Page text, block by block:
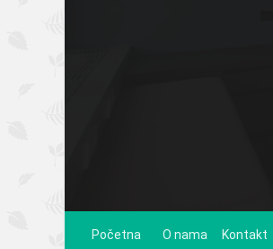
Početna O nama Kontakt